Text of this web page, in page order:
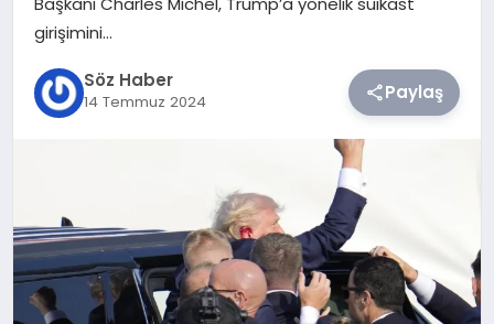
YAŞAM
girişimini…
Söz Haber
14 Temmuz 2024 Paylaş